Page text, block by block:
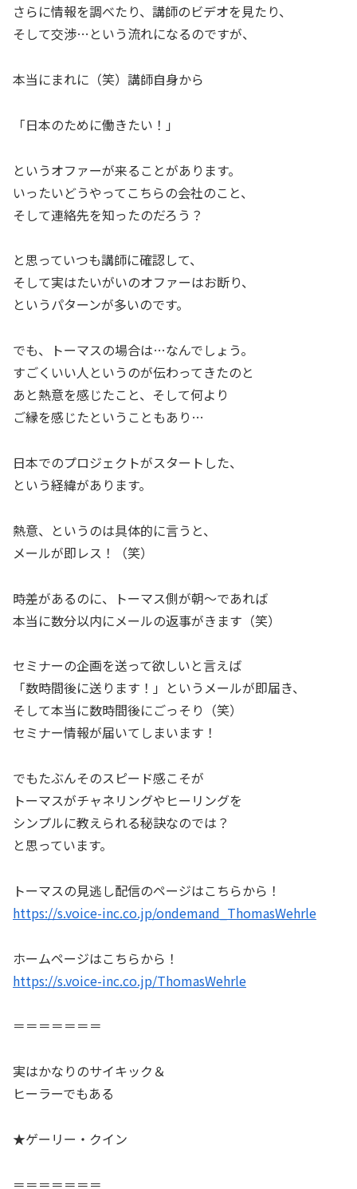
さらに情報を調べたり、講師のビデオを見たり、
そして交渉…という流れになるのですが、
本当にまれに（笑）講師自身から
「日本のために働きたい！」
というオファーが来ることがあります。
いったいどうやってこちらの会社のこと、
そして連絡先を知ったのだろう？
と思っていつも講師に確認して、
そして実はたいがいのオファーはお断り、
というパターンが多いのです。
でも、トーマスの場合は…なんでしょう。
すごくいい人というのが伝わってきたのと
あと熱意を感じたこと、そして何より
ご縁を感じたということもあり…
日本でのプロジェクトがスタートした、
という経緯があります。
熱意、というのは具体的に言うと、
メールが即レス！（笑）
時差があるのに、トーマス側が朝～であれば
本当に数分以内にメールの返事がきます（笑）
セミナーの企画を送って欲しいと言えば
「数時間後に送ります！」というメールが即届き、
そして本当に数時間後にごっそり（笑）
セミナー情報が届いてしまいます！
でもたぶんそのスピード感こそが
トーマスがチャネリングやヒーリングを
シンプルに教えられる秘訣なのでは？
と思っています。
トーマスの見逃し配信のページはこちらから！
https://s.voice-inc.co.jp/ondemand_ThomasWehrle
ホームページはこちらから！
https://s.voice-inc.co.jp/ThomasWehrle
＝＝＝＝＝＝＝
実はかなりのサイキック＆
ヒーラーでもある
★ゲーリー・クイン
＝＝＝＝＝＝＝